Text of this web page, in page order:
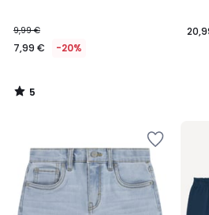
9,99 €
7,99 € -20%
5
/